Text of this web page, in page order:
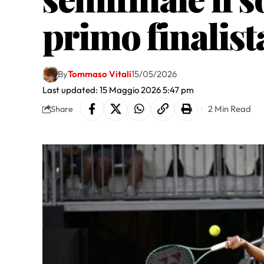
primo
Last updated: 15 Maggio 2026 5:47 pm
ByTommaso Vitali15/05/2026
Share 2 Min Read